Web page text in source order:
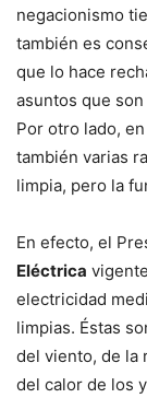
negacionismo
también es
que lo hace
asuntos que
Por otro lado,
también varias
limpia, pero la
En efecto, el
Eléctrica
electricidad
limpias. Éstas
del viento, de la
del calor de los